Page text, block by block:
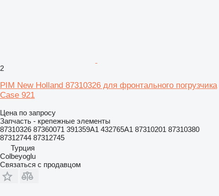
2
PIM New Holland 87310326 для фронтального погрузчика
Case 921
Цена по запросу
Запчасть - крепежные элементы
87310326 87360071 391359A1 432765A1 87310201 87310380
87312744 87312745
Турция
Colbeyoglu
Связаться с продавцом